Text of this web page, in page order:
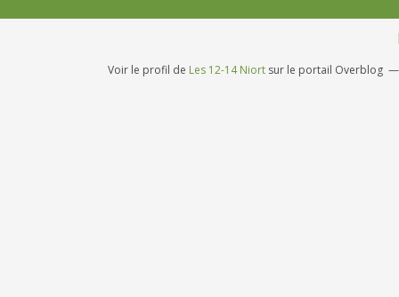
Voir le profil de Les 12-14 Niort sur le portail Overblog